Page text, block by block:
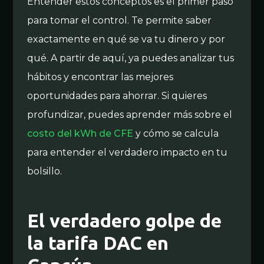
para tomar el control. Te permite saber
exactamente en qué se va tu dinero y por
qué. A partir de aquí, ya puedes analizar tus
hábitos y encontrar las mejores
oportunidades para ahorrar. Si quieres
profundizar, puedes aprender más sobre el
costo del kWh de CFE y cómo se calcula
para entender el verdadero impacto en tu
bolsillo.
El verdadero golpe de
la tarifa DAC en